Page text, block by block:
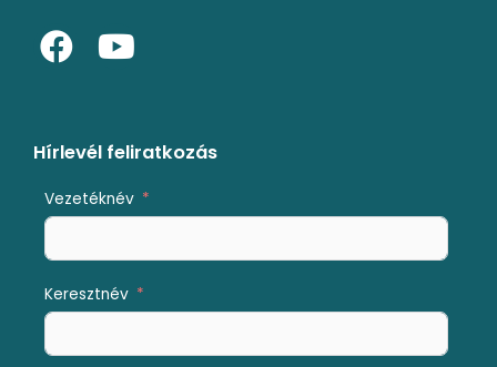
Hírlevél feliratkozás
Vezetéknév
Keresztnév
F
a
b
o
o
k
Y
o
u
b
e